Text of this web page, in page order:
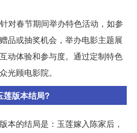
对春节期间举办特色活动，如参
品或抽奖机会，举办电影主题展
动体验和参与度。通过定制特色
光顾电影院。
莲版本结局?
本的结局是：玉莲嫁入陈家后，